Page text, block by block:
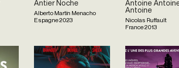
Antier Noche
Alberto Martín Menacho
Espagne2023
Antoine
Antoine
Nicolas Ruffault
France2013